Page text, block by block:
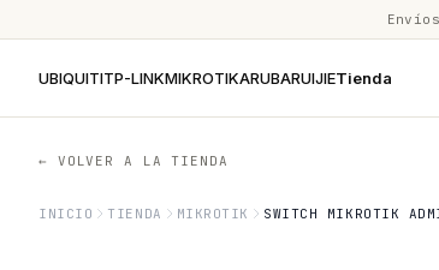
UBIQUITITP-LINKMIKROTIKARUBARUIJIETienda
← VOLVER A LA TIENDA
INICIO TIENDA MIKROTIK SWITCH MIKROTIK